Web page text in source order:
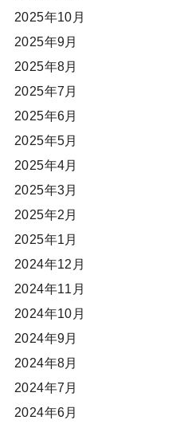
2025年10月
2025年9月
2025年8月
2025年7月
2025年6月
2025年5月
2025年4月
2025年3月
2025年2月
2025年1月
2024年12月
2024年11月
2024年10月
2024年9月
2024年8月
2024年7月
2024年6月